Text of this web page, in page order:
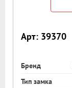
Арт: 39370
Бренд
Тип замка